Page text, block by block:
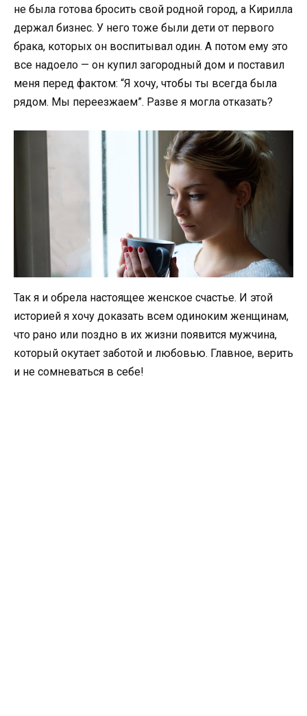
не была готова бросить свой родной город, а Кирилла
держал бизнес. У него тоже были дети от первого
брака, которых он воспитывал один. А потом ему это
все надоело — он купил загородный дом и поставил
меня перед фактом: “Я хочу, чтобы ты всегда была
рядом. Мы переезжаем”. Разве я могла отказать?
Так я и обрела настоящее женское счастье. И этой
историей я хочу доказать всем одиноким женщинам,
что рано или поздно в их жизни появится мужчина,
который окутает заботой и любовью. Главное, верить
и не сомневаться в себе!